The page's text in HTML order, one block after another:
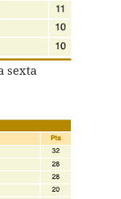
sexta